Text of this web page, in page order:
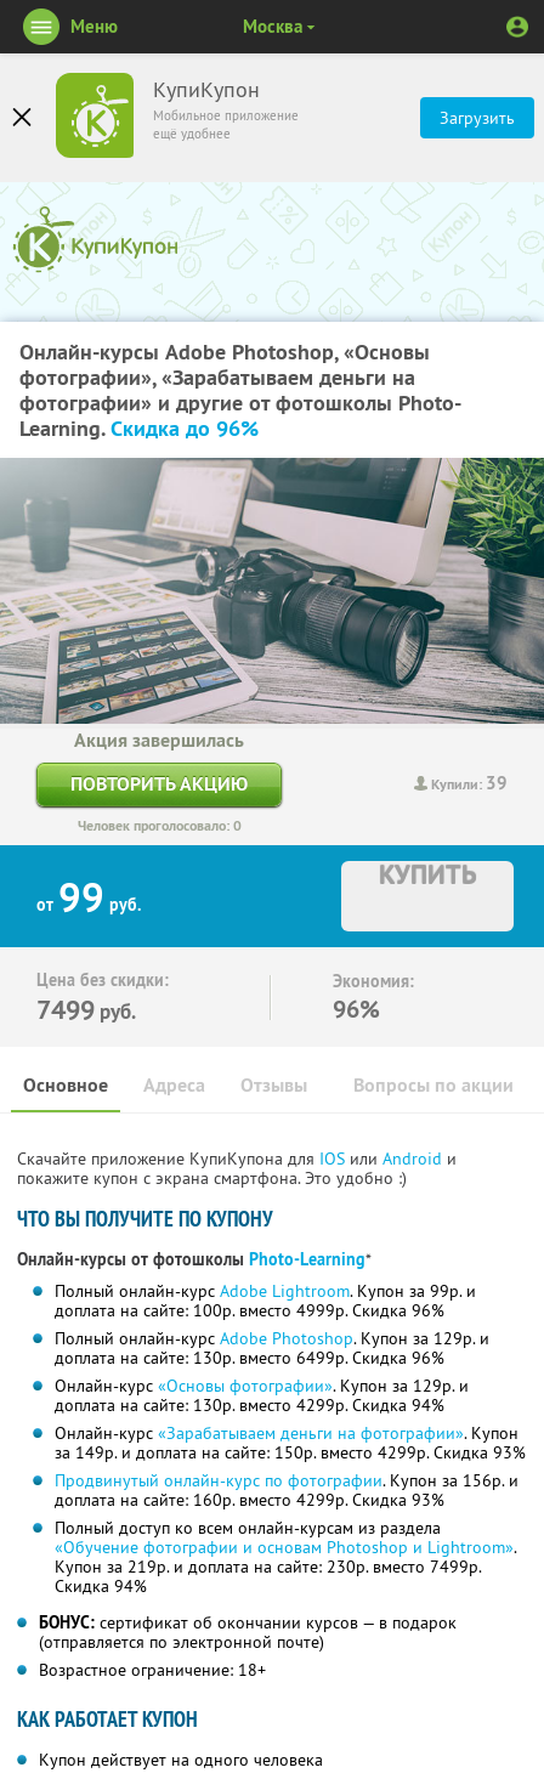
КупиКупон
Мобильное приложение
ещё удобнее
Загрузить
Меню Москва
Онлайн-курсы Adobe Photoshop, «Основы
фотографии», «Зарабатываем деньги на
фотографии» и другие от фотошколы Photo-
Learning.Скидка до 96%
Купили: 39
Акция завершилась
ПОВТОРИТЬ АКЦИЮ
Человек проголосовало: 0
от 99 руб.
КУПИТЬ
Цена без скидки:
7499 руб.
Экономия:
96%
Основное Отзывы Вопросы по акции
Адреса
Скачайте приложение КупиКупона для IOS или Android и
покажите купон с экрана смартфона. Это удобно :)
ЧТО ВЫ ПОЛУЧИТЕ ПО КУПОНУ
Онлайн-курсы от фотошколы Photo-Learning*
Полный онлайн-курс Adobe Lightroom. Купон за 99р. и
доплата на сайте: 100р. вместо 4999р.Скидка 96%
Полный онлайн-курс Adobe Photoshop. Купон за 129р. и
доплата на сайте: 130р. вместо 6499р.Скидка 96%
Онлайн-курс «Основы фотографии». Купон за 129р. и
доплата на сайте: 130р. вместо 4299р.Скидка 94%
Онлайн-курс «Зарабатываем деньги на фотографии». Купон
за 149р. и доплата на сайте: 150р. вместо 4299р.Скидка 93%
Продвинутый онлайн-курс по фотографии. Купон за 156р. и
доплата на сайте: 160р. вместо 4299р.Скидка 93%
Полный доступ ко всем онлайн-курсам из раздела
«Обучение фотографии и основам Photoshop и Lightroom».
Купон за 219р. и доплата на сайте: 230р. вместо 7499р.
Скидка 94%
БОНУС: сертификат об окончании курсов — в подарок
(отправляется по электронной почте)
Возрастное ограничение: 18+
КАК РАБОТАЕТ КУПОН
Купон действует на одного человека